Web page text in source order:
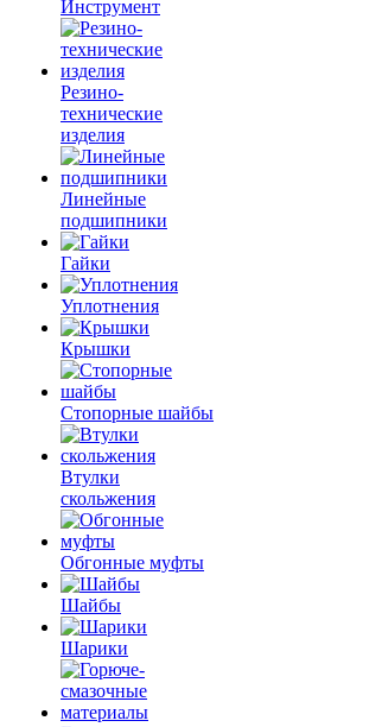
Инструмент
Резино-
технические
изделия
Линейные
подшипники
Гайки
Уплотнения
Крышки
Стопорные шайбы
Втулки
скольжения
Обгонные муфты
Шайбы
Шарики